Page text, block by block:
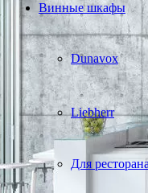
Винные шкафы
Dunavox
Liebherr
Для ресторана